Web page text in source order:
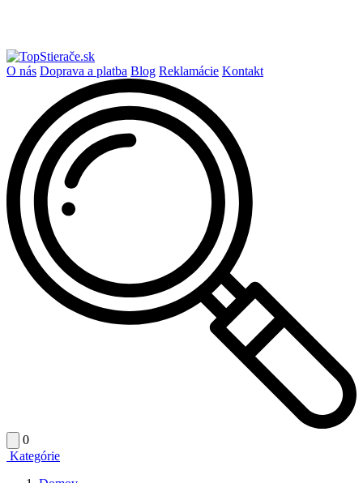
O nás Doprava a platba Blog Reklamácie Kontakt
0
Kategórie